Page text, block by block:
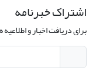
اشتراک خبرنامه
برای دریافت اخبار و